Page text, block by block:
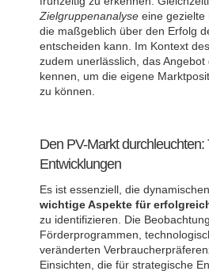
Zielgruppenanalyse eine gezielte
die maßgeblich über den Erfolg
entscheiden kann. Im Kontext
zudem unerlässlich, das
kennen, um die eigene
zu können.
Den PV-Markt durchleuchten:
Entwicklungen
Es ist essenziell, die
wichtige Aspekte für
zu identifizieren. Die
Förderprogrammen,
veränderten
Einsichten, die für strategische